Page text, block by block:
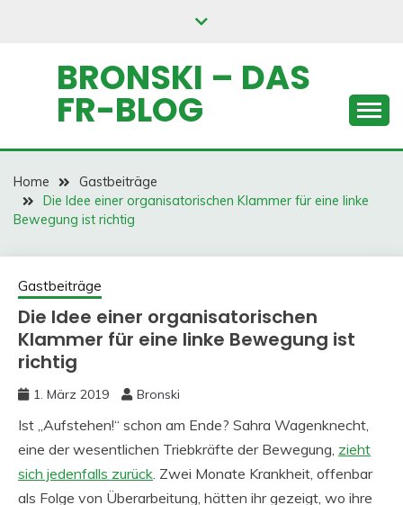
BRONSKI – DAS
FR-BLOG
Home
Gastbeiträge
Die Idee einer organisatorischen Klammer für eine linke
Bewegung ist richtig
Gastbeiträge
Die Idee einer organisatorischen
Klammer für eine linke Bewegung ist
richtig
1. März 2019 Bronski
Ist „Aufstehen!“ schon am Ende? Sahra Wagenknecht,
eine der wesentlichen Triebkräfte der Bewegung, zieht
sich jedenfalls zurück. Zwei Monate Krankheit, offenbar
als Folge von Überarbeitung, hätten ihr gezeigt, wo ihre